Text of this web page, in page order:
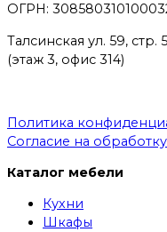
ОГРН:
Талсинская ул. 59,
(этаж 3, офис 314)
Политика
Согласие на
Каталог мебели
Кухни
Шкафы